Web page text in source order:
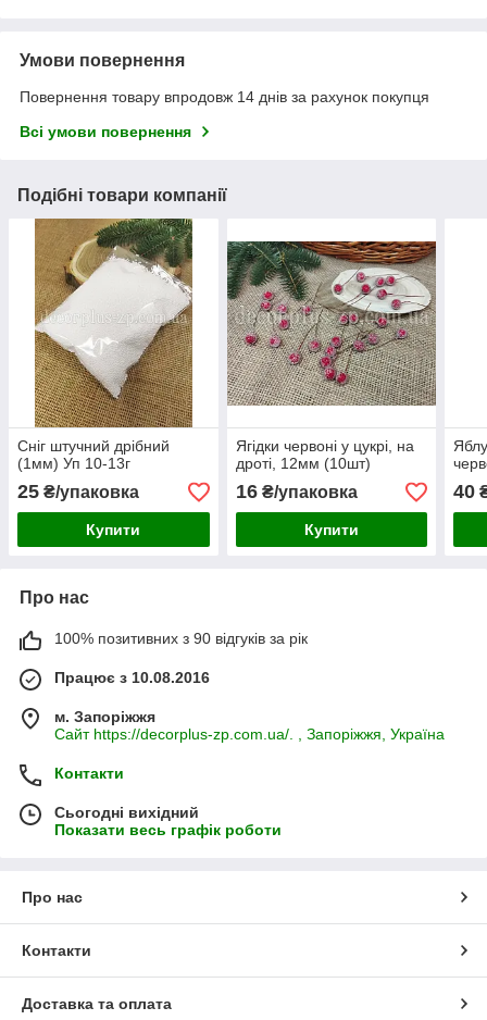
Умови повернення
Повернення товару впродовж 14 днів за рахунок покупця
Всі умови повернення
Подібні товари компанії
Сніг штучний дрібний
(1мм) Уп 10-13г
25 ₴/упаковка
Купити
Ягідки червоні у цукрі, на
дроті, 12мм (10шт)
16₴/упаковка
Купити
40
Про нас
100% позитивних з 90 відгуків за рік
Працює з 10.08.2016
м. Запоріжжя
Сайт https://decorplus-zp.com.ua/. , Запоріжжя, Україна
Контакти
Сьогодні вихідний
Показати весь графік роботи
Про нас
Контакти
Доставка та оплата